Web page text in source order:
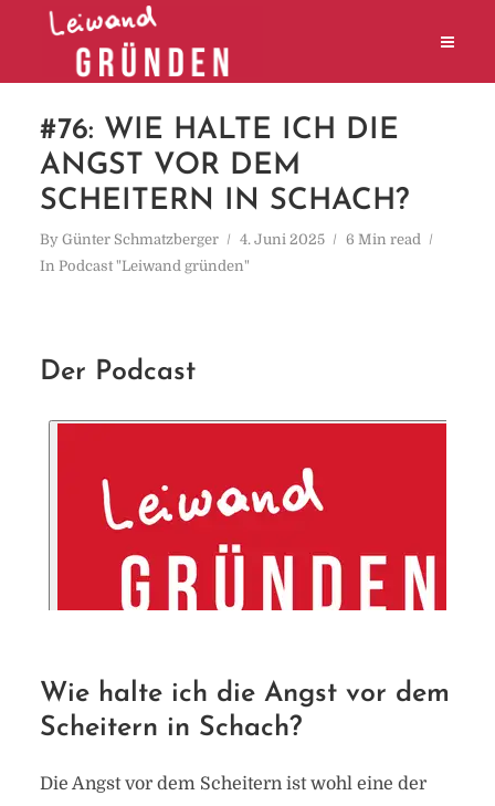
#76: WIE HALTE ICH DIE
ANGST VOR DEM
SCHEITERN IN SCHACH?
By Günter Schmatzberger 4. Juni 2025
6 Min read
In Podcast "Leiwand gründen"
Der Podcast
Wie halte ich die Angst vor dem
Scheitern in Schach?
Die Angst vor dem Scheitern ist wohl eine der